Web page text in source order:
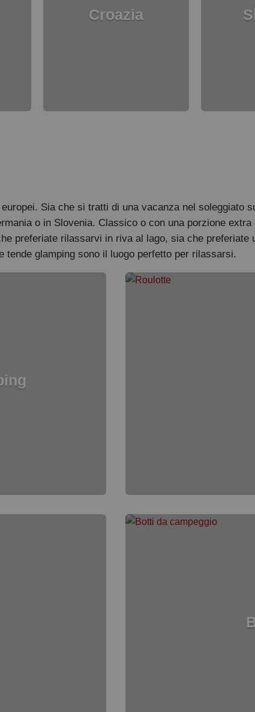
Croazia
Sia che si tratti di una vacanza nel soleggiato
o in Slovenia. Classico o con una porzione
preferiate rilassarvi in riva al lago, sia che
glamping sono il luogo perfetto per rilassarsi.